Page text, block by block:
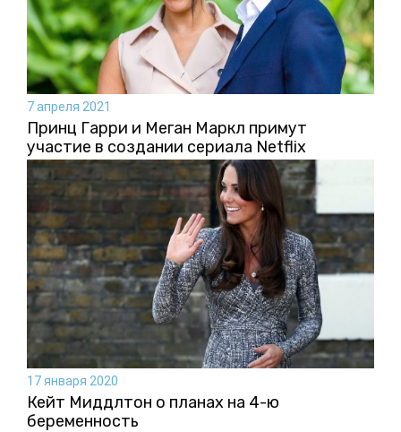
7 апреля 2021
Принц Гарри и Меган Маркл примут
участие в создании сериала Netflix
17 января 2020
Кейт Миддлтон о планах на 4-ю
беременность